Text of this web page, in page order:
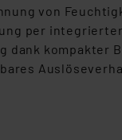
von
per
dank kompakter